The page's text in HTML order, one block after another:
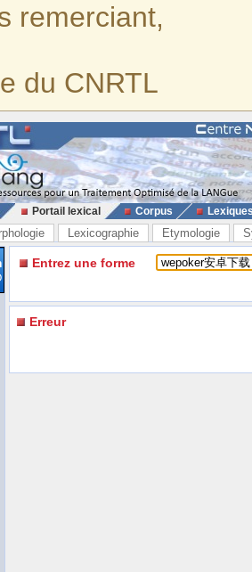
remerciant,
du CNRTL
Portail lexical Corpus
Lexicographie Etymologie
Entrez une forme
Erreur